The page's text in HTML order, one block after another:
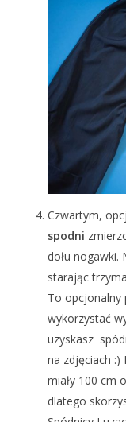
Czwartym,
spodni
dołu nogawki.
starając
To opcjonalny
wykorzystać
uzyskasz
na zdjęciach :)
miały 100 cm
dlatego